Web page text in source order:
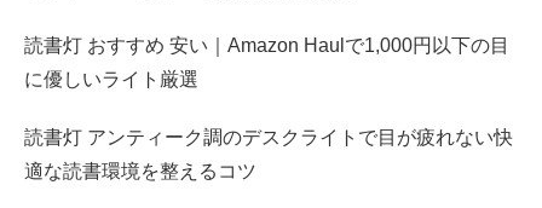
読書灯 おすすめ 安い｜Amazon Haulで1,000円以下の目
に優しいライト厳選
読書灯 アンティーク調のデスクライトで目が疲れない快
適な読書環境を整えるコツ